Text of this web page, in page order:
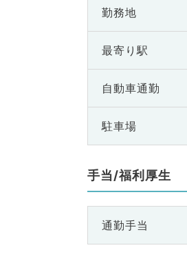
勤務地
最寄り駅
自動車通勤
駐車場
手当/福利厚生
通勤手当